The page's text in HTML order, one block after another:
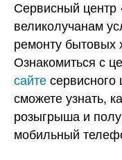
Сервисный центр
великолучанам
ремонту бытовых
Ознакомиться с
сайте
сможете узнать,
розыгрыша и
мобильный